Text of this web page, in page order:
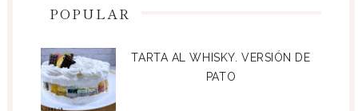
POPULAR
TARTA AL WHISKY. VERSIÓN DE
PATO